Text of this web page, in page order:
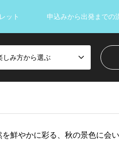
ット 申込みから出発までの
しみ方から選ぶ
鮮やかに彩る、秋の景色に会